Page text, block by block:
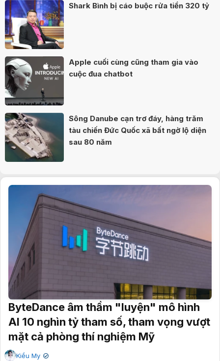
Shark Bình bị cáo buộc rửa tiền 320 tỷ
Apple cuối cùng cũng tham gia vào
cuộc đua chatbot
Sông Danube cạn trơ đáy, hàng trăm
tàu chiến Đức Quốc xã bất ngờ lộ diện
sau 80 năm
ByteDance âm thầm "luyện" mô hình
AI 10 nghìn tỷ tham số, tham vọng vượt
mặt cả phòng thí nghiệm Mỹ
Kiều My ✔